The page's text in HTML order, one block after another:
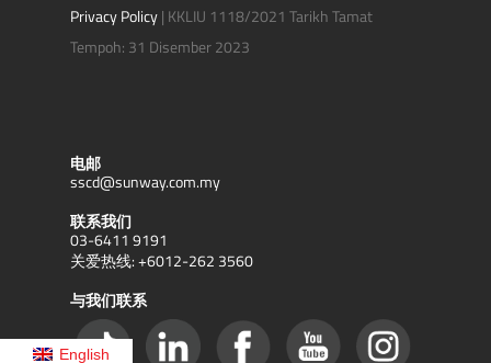
English
肝炎（包括A型肝炎、B型肝炎、C型
肝炎，E型肝炎）
肝癌/肿瘤
Privacy Policy| KKLIU 1118/2021 Tarikh Tamat
Tempoh: 31 Disember 2023
电邮
sscd@sunway.com.my
联系我们
03-6411 9191
关爱热线: +6012-262 3560
与我们联系